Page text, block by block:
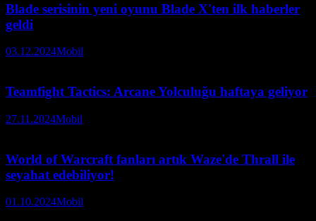
Blade serisinin yeni oyunu Blade X'ten ilk haberler
geldi
03.12.2024Mobil
Teamfight Tactics: Arcane Yolculuğu haftaya geliyor
27.11.2024Mobil
World of Warcraft fanları artık Waze'de Thrall ile
seyahat edebiliyor!
01.10.2024Mobil